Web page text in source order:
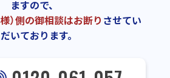
ますので、
）側の御相談はお断り させてい
いております。